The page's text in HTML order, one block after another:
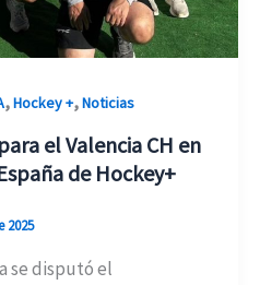
,Hockey +,Noticias
el Valencia CH en
de Hockey+
2025
se disputó el